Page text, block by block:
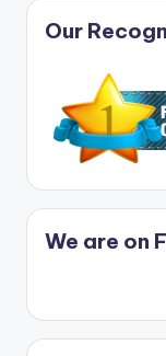
Our
We are on